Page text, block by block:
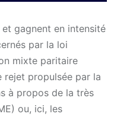
et gagnent en intensité
par la loi
mixte paritaire
rejet propulsée par la
à propos de la très
ou, ici, les